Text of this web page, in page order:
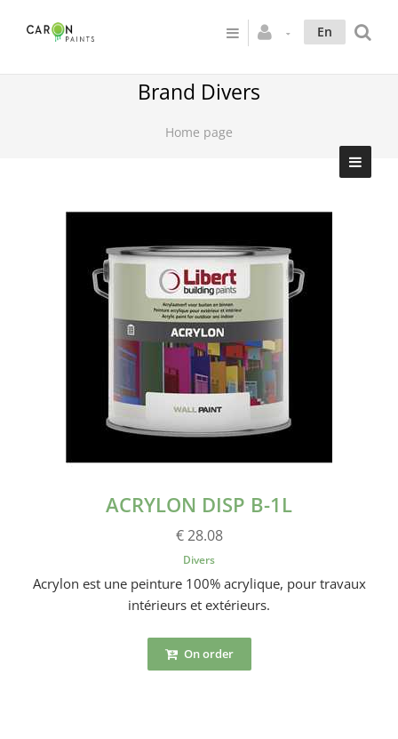
En
Brand Divers
Home page
ACRYLON DISP B-1L
€ 28.08
Divers
Acrylon est une peinture 100% acrylique, pour travaux
intérieurs et extérieurs.
On order